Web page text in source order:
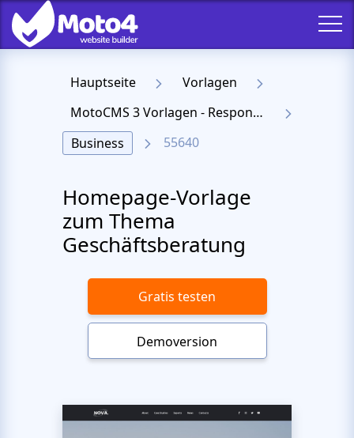
Hauptseite
Vorlagen
MotoCMS 3 Vorlagen - Responsive Templates für Website
Business
55640
Homepage-Vorlage
zum Thema
Geschäftsberatung
Gratis testen
Demoversion